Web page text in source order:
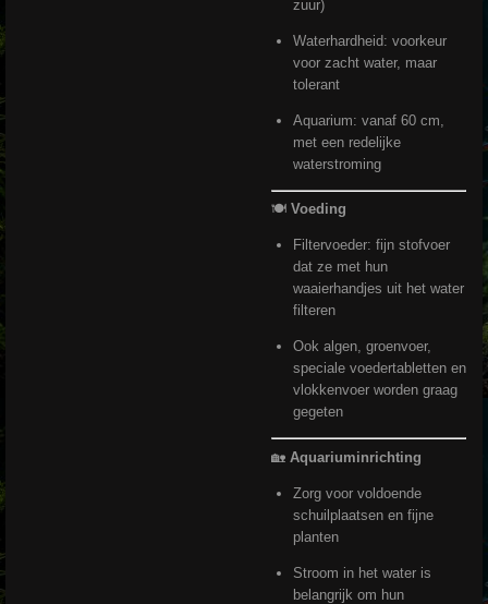
zuur)
Waterhardheid: voorkeur
voor zacht water, maar
tolerant
Aquarium: vanaf 60 cm,
met een redelijke
waterstroming
🍽️ Voeding
Filtervoeder: fijn stofvoer
dat ze met hun
waaierhandjes uit het water
filteren
Ook algen, groenvoer,
speciale voedertabletten en
vlokkenvoer worden graag
gegeten
🏡 Aquariuminrichting
Zorg voor voldoende
schuilplaatsen en fijne
planten
Stroom in het water is
belangrijk om hun